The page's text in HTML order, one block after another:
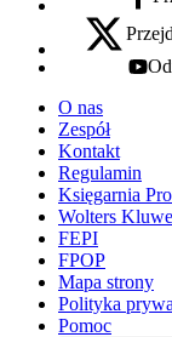
x - otwiera się
O nas
Zespół
Kontakt
Regulamin
Księgarnia
Wolters
FEPI
FPOP
Mapa strony
Polityka
Pomoc